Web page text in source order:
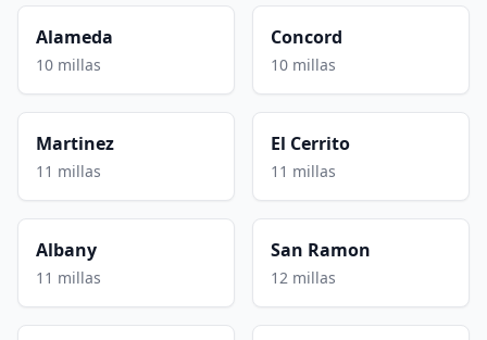
Alameda
10 millas
Concord
10 millas
Martinez
11 millas
El Cerrito
11 millas
Albany
11 millas
San Ramon
12 millas